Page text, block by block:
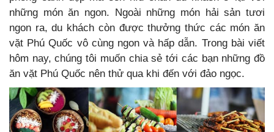
những món ăn ngon. Ngoài những món hải sản tươi
ngon ra, du khách còn được thưởng thức các món ăn
vặt Phú Quốc vô cùng ngon và hấp dẫn. Trong bài viết
hôm nay, chúng tôi muốn chia sẻ tới các bạn những đồ
ăn vặt Phú Quốc nên thử qua khi đến với đảo ngọc.